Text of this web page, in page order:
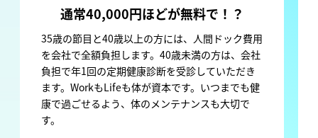
通常40,000円ほどが無料で！？
35歳の節目と40歳以上の方には、人間ドック費用
を会社で全額負担します。40歳未満の方は、会社
負担で年1回の定期健康診断を受診していただき
ます。WorkもLifeも体が資本です。いつまでも健
康で過ごせるよう、体のメンテナンスも大切で
す。